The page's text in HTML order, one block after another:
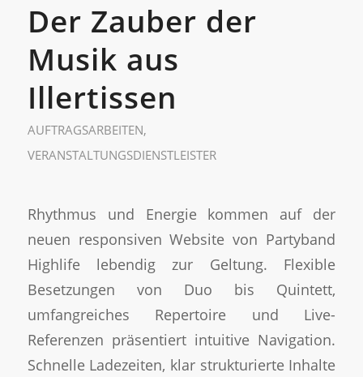
Der Zauber der
Musik aus
Illertissen
AUFTRAGSARBEITEN,
VERANSTALTUNGSDIENSTLEISTER
Rhythmus und Energie kommen auf der
neuen responsiven Website von Partyband
Highlife lebendig zur Geltung. Flexible
Besetzungen von Duo bis Quintett,
umfangreiches Repertoire und Live-
Referenzen präsentiert intuitive Navigation.
Schnelle Ladezeiten, klar strukturierte Inhalte